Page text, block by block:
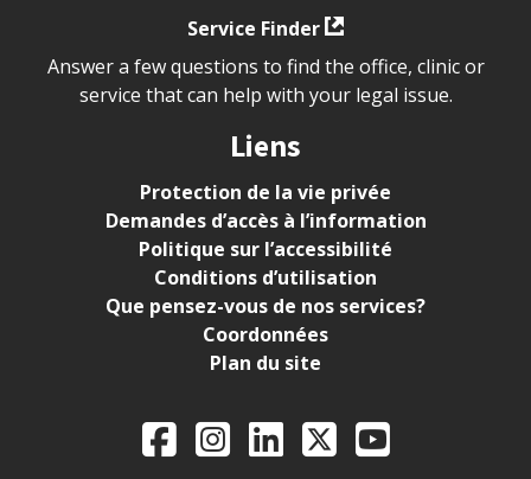
Service Finder
Answer a few questions to find the office, clinic or
service that can help with your legal issue.
Liens
Protection de la vie privée
Demandes d’accès à l’information
Politique sur l’accessibilité
Conditions d’utilisation
Que pensez-vous de nos services?
Coordonnées
Plan du site
Legal Aid Ontario
FacebookInstagram
LinkedIn
X YouTube